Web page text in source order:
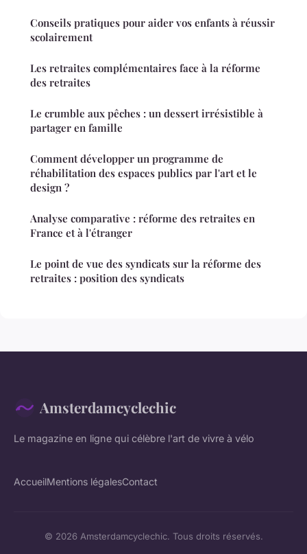
Conseils pratiques pour aider vos enfants à réussir
scolairement
Les retraites complémentaires face à la réforme
des retraites
Le crumble aux pêches : un dessert irrésistible à
partager en famille
Comment développer un programme de
réhabilitation des espaces publics par l'art et le
design ?
Analyse comparative : réforme des retraites en
France et à l'étranger
Le point de vue des syndicats sur la réforme des
retraites : position des syndicats
Amsterdamcyclechic
Le magazine en ligne qui célèbre l'art de vivre à vélo
AccueilMentions légalesContact
© 2026 Amsterdamcyclechic. Tous droits réservés.